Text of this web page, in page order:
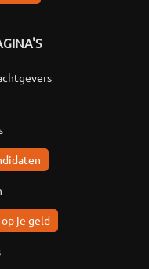
je geld